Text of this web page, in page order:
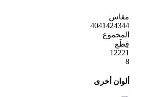
مقاس
4041424344
المجموع
قِطَع
12221
8
ألوان أخرى